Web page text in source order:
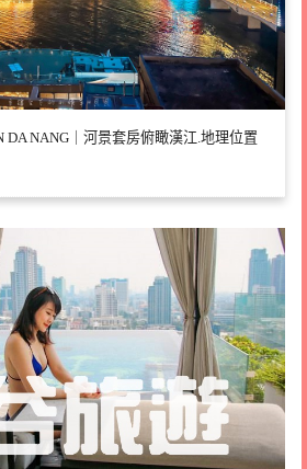
DA NANG｜河景套房俯瞰漢江.地理位置